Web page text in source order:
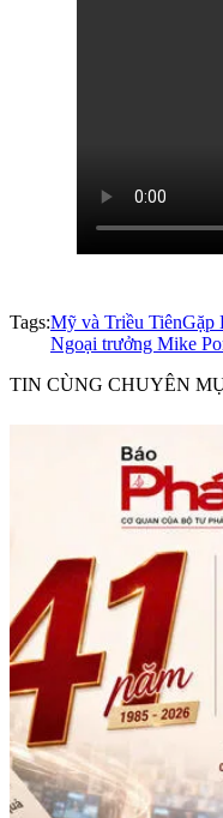
Tags:Mỹ và Triều TiênGặp
Ngoại trưởng Mike
TIN CÙNG CHUYÊN